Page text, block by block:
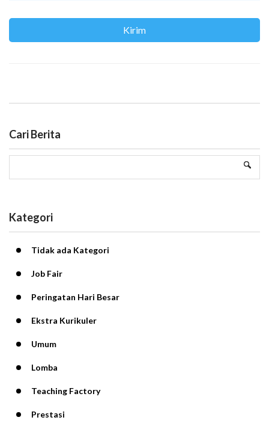
Cari Berita
Kategori
Tidak ada Kategori
Job Fair
Peringatan Hari Besar
Ekstra Kurikuler
Umum
Lomba
Teaching Factory
Prestasi